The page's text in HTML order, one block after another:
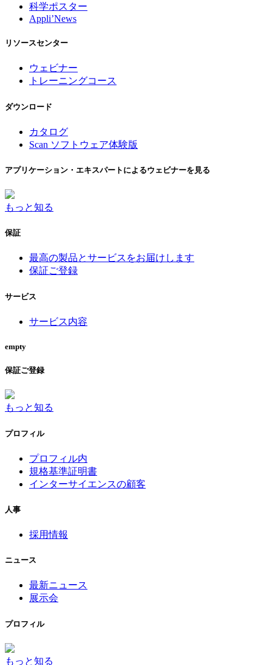
科学ポスター
Appli’News
リソースセンター
ウェビナー
トレーニングコース
ダウンロード
カタログ
Scan ソフトウェア体験版
アプリケーション・エキスパートによるウェビナーを見る
もっと知る
保証
最高の製品とサービスをお届けします
保証ご登録
サービス
サービス内容
empty
保証ご登録
もっと知る
プロフィル
プロフィル内
規格基準証明書
インターサイエンスの顧客
人事
採用情報
ニュース
最新ニュース
展示会
プロフィル
もっと知る